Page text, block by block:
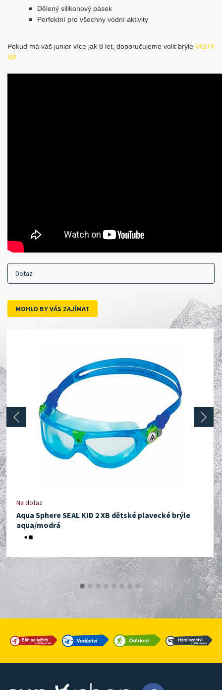
Dělený silikonový pásek
Perfektní pro všechny vodní aktivity
Pokud má váš junior více jak 8 let, doporučujeme volit brýle VISTA
XP
Dotaz
MOHLO BY VÁS ZAJÍMAT
Na dotaz
Aqua Sphere SEAL KID 2 XB dětské plavecké brýle
aqua/modrá
prev next